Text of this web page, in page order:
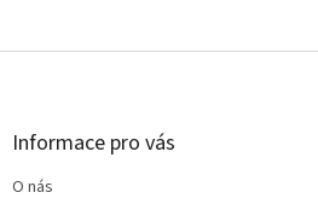
Z
Informace pro vás
O nás